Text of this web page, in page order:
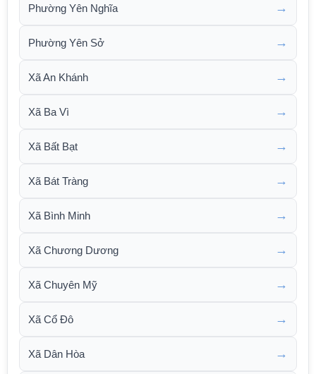
Phường Yên Nghĩa →
Phường Yên Sở →
Xã An Khánh →
Xã Ba Vì →
Xã Bất Bạt →
Xã Bát Tràng →
Xã Bình Minh →
Xã Chương Dương →
Xã Chuyên Mỹ →
Xã Cổ Đô →
Xã Dân Hòa →